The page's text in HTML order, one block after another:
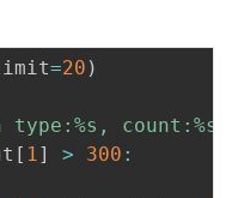
=20 )
type:%s,
[ 1 ] > 300 :